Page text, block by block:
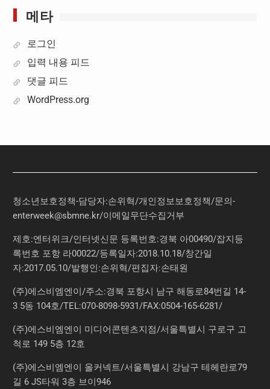
메타
로그인
입력 내용 피드
댓글 피드
WordPress.org
청소년보호정책-담당자:손위혁/개인정보보호정책/문의-
enterweek@sbmne.kr/이메일무단수집거부
제호:엔터위크/인터넷신문 등록번호:경북 아00490/잡지등
록번호 포항 라00022/등록일자:2018.10.18/창간일
자:2017.05.10/발행인:손위혁/편집자:손태원
(주)에스비엠엔이/주소:경북 포항시 남구 해동로84번길 14-
3 5동 104호/TEL:070-8098-5931/FAX:0504-165-6281/
(주)에스비엠엔이 미디어콘텐츠지점/서울특별시 구로구 고
척로 149 5층 12호
(주)에스비엠엔이 올커넥트/서울특별시 강남구 테헤란로79
길 6 JS타워 3층 브이946